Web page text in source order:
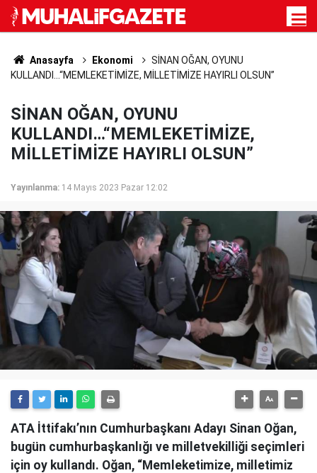
Anasayfa Ekonomi
SİNAN OĞAN, OYUNU
KULLANDI…“MEMLEKETİMİZE, MİLLETİMİZE HAYIRLI OLSUN”
SİNAN OĞAN, OYUNU
KULLANDI…“MEMLEKETİMİZE,
MİLLETİMİZE HAYIRLI OLSUN”
Yayınlanma: 14 Mayıs 2023 Pazar 12:02
ATA İttifakı’nın Cumhurbaşkanı Adayı Sinan Oğan,
bugün cumhurbaşkanlığı ve milletvekilliği seçimleri
için oy kullandı. Oğan, “Memleketimize, milletimiz